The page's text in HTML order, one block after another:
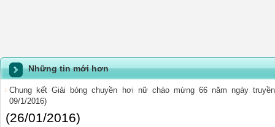
Những tin mới hơn
Chung kết Giải bóng chuyền hơi nữ chào mừng 66 năm ngày
09/1/2016)
(26/01/2016)